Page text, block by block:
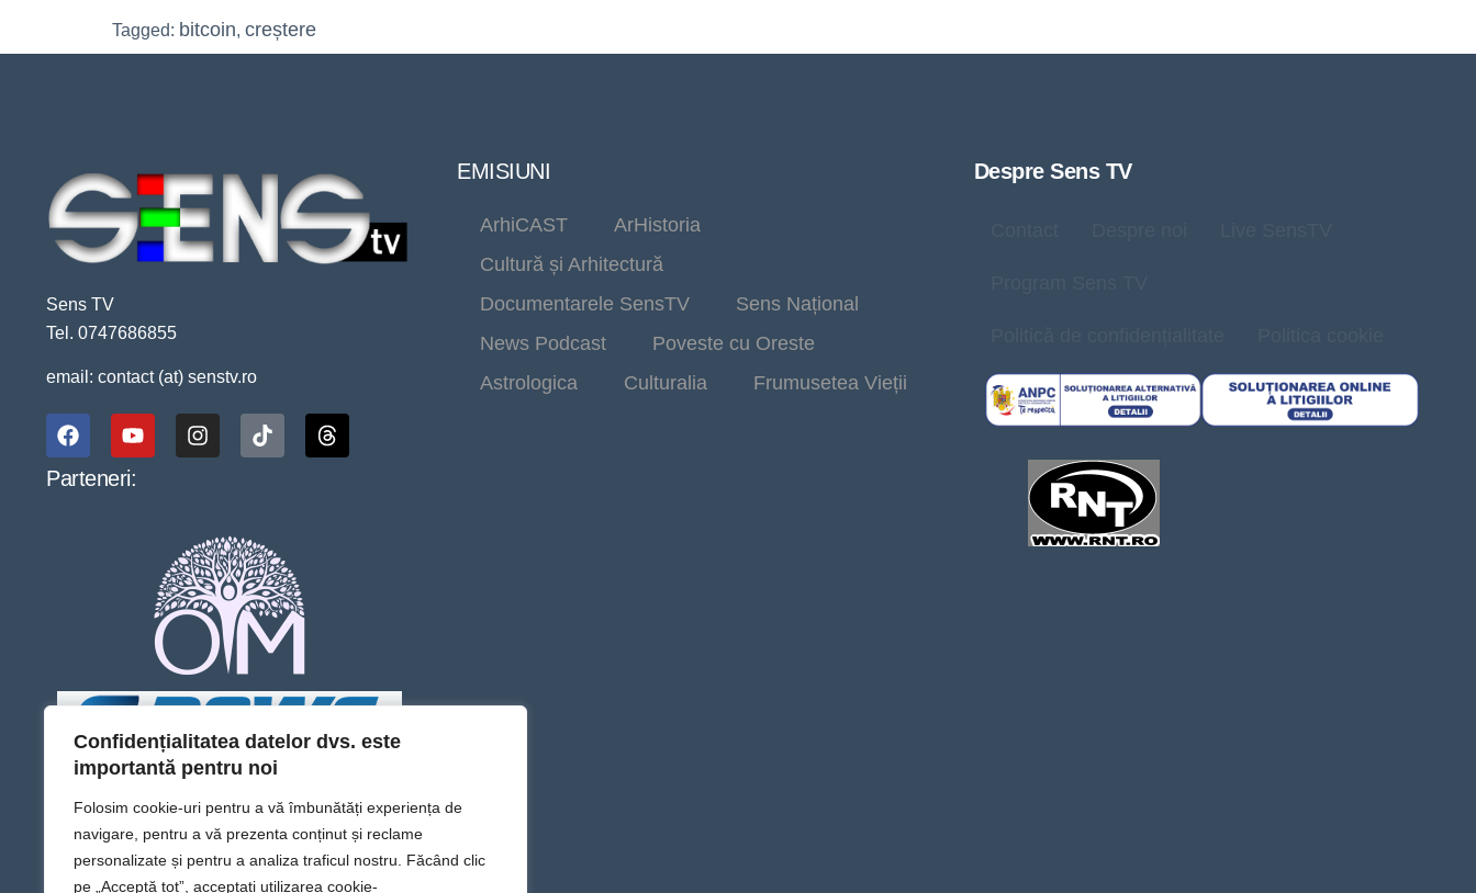
Confidențialitatea datelor dvs. este
importantă pentru noi
Folosim cookie-uri pentru a vă îmbunătăți experiența de
navigare, pentru a vă prezenta conținut și reclame
personalizate și pentru a analiza traficul nostru. Făcând clic
pe „Acceptă tot”, acceptați utilizarea cookie-
Tagged: bitcoin, creștere
Sens TV
Tel. 0747686855
email: contact (at) senstv.ro
Parteneri:
EMISIUNI
ArhiCAST
ArHistoria
Cultură și Arhitectură
Documentarele SensTV
Sens Național
News Podcast
Poveste cu Oreste
Astrologica
Culturalia Frumusetea Vieții
Despre Sens TV